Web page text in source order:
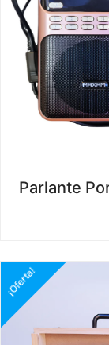
Parlante
¡Oferta!